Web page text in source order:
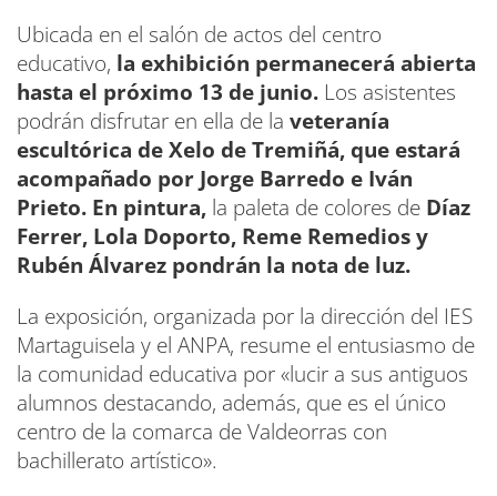
Ubicada en el salón de actos del centro
educativo, la exhibición permanecerá abierta
hasta el próximo 13 de junio. Los asistentes
podrán disfrutar en ella de la veteranía
escultórica de Xelo de Tremiñá, que estará
acompañado por Jorge Barredo e Iván
Prieto. En pintura, la paleta de colores de Díaz
Ferrer, Lola Doporto, Reme Remedios y
Rubén Álvarez pondrán la nota de luz.
La exposición, organizada por la dirección del IES
Martaguisela y el ANPA, resume el entusiasmo de
la comunidad educativa por «lucir a sus antiguos
alumnos destacando, además, que es el único
centro de la comarca de Valdeorras con
bachillerato artístico».